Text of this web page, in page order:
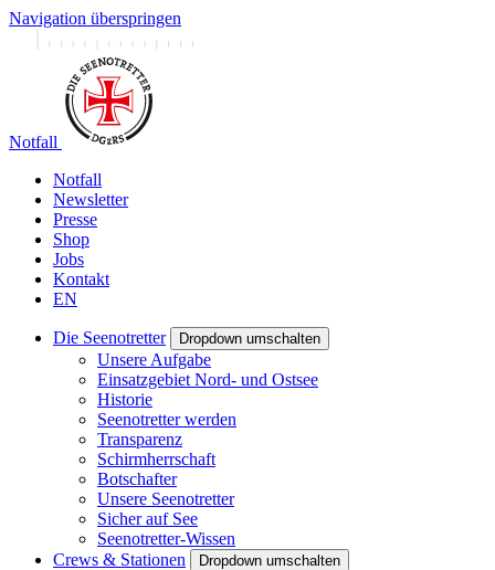
Navigation überspringen
Notfall
Notfall
Newsletter
Presse
Shop
Jobs
Kontakt
EN
Die Seenotretter Dropdown umschalten
Unsere Aufgabe
Einsatzgebiet Nord- und Ostsee
Historie
Seenotretter werden
Transparenz
Schirmherrschaft
Botschafter
Unsere Seenotretter
Sicher auf See
Seenotretter-Wissen
Crews & Stationen
Dropdown umschalten